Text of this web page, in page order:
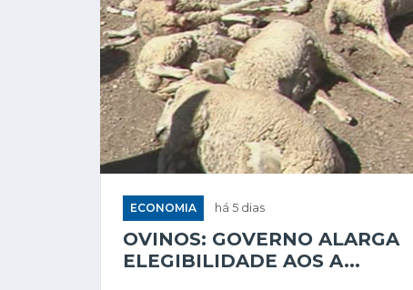
ECONOMIA há 5 dias
OVINOS: GOVERNO ALARGA
ELEGIBILIDADE AOS A...